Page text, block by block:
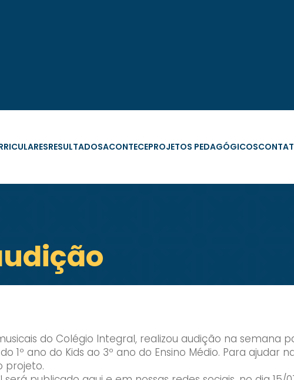
RESULTADOSACONTECEPROJETOS PEDAGÓGICOS
do Colégio Integral, realizou audição na semana
ano do Kids ao 3º ano do Ensino Médio. Para ajudar
projeto.